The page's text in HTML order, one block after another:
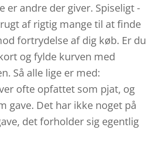
er andre der giver. Spiseligt -
af rigtig mange til at finde
fortrydelse af dig køb. Er du
og fylde kurven med
Så alle lige er med:
ofte opfattet som pjat, og
gave. Det har ikke noget på
det forholder sig egentlig